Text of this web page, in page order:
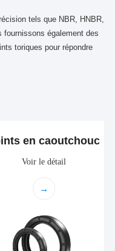
tels que NBR, HNBR,
également des
toriques pour répondre
en caoutchouc
Voir le détail
→